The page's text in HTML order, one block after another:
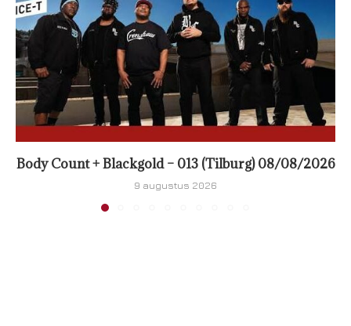
Body Count + Blackgold – 013 (Tilburg) 08/08/2026
9 augustus 2026